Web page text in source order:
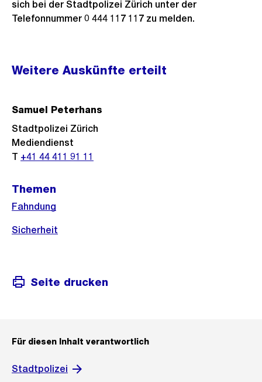
sich bei der Stadtpolizei Zürich unter der
Telefonnummer 0 444 117 117 zu melden.
Weitere
Informationen
Weitere Auskünfte erteilt
Samuel Peterhans
Stadtpolizei Zürich
Mediendienst
T +41 44 411 91 11
Themen
Fahndung
Sicherheit
Seite drucken
Für diesen Inhalt verantwortlich
Stadtpolizei